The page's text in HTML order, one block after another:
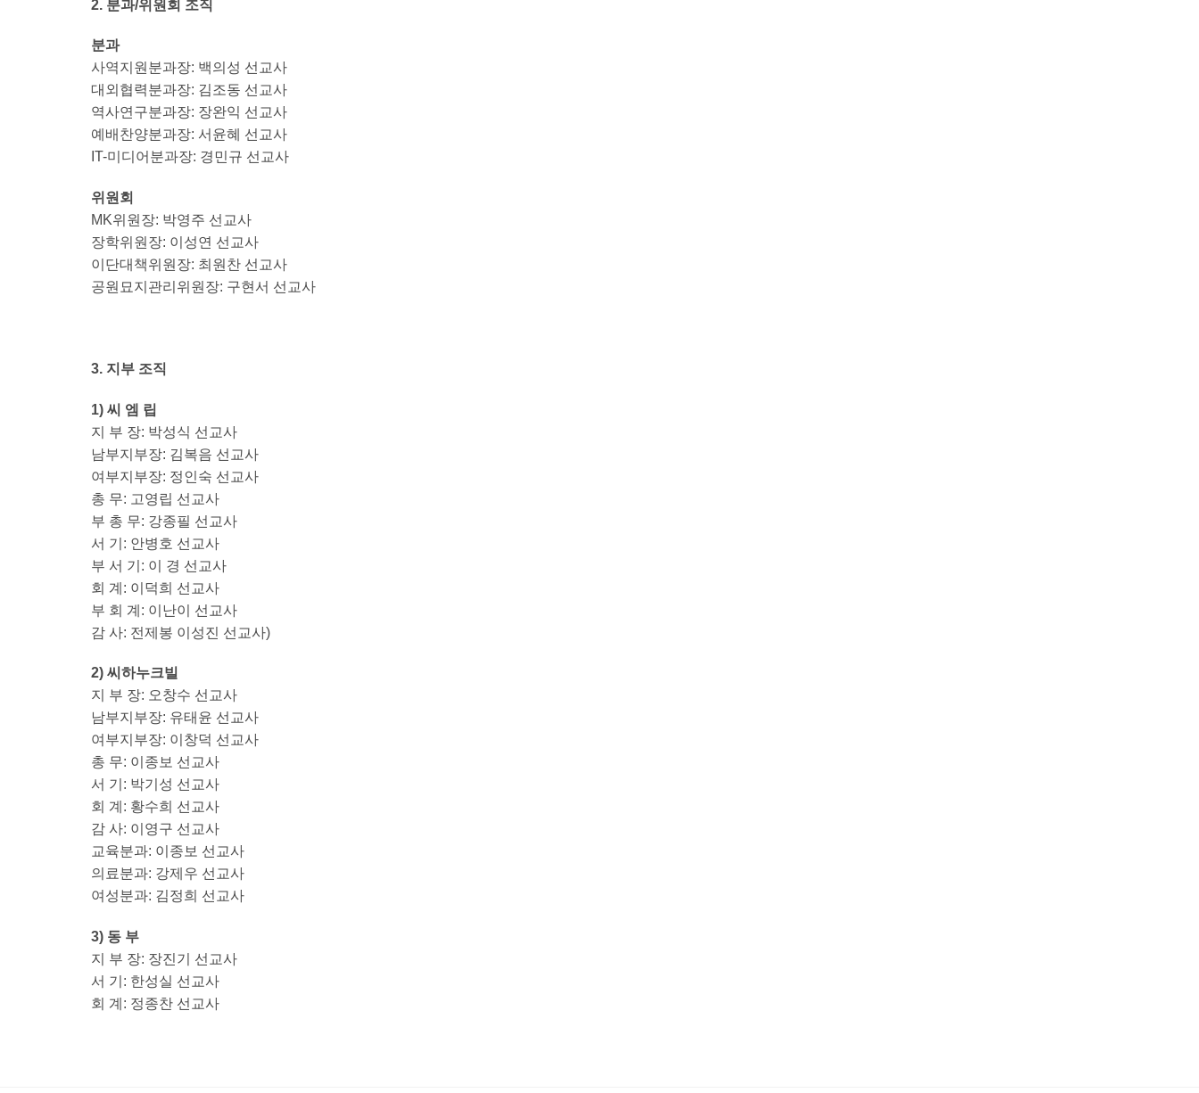
2. 분과/위원회 조직
분과
사역지원분과장: 백의성 선교사
대외협력분과장: 김조동 선교사
역사연구분과장: 장완익 선교사
예배찬양분과장: 서윤혜 선교사
IT-미디어분과장: 경민규 선교사
위원회
MK위원장: 박영주 선교사
장학위원장: 이성연 선교사
이단대책위원장: 최원찬 선교사
공원묘지관리위원장: 구현서 선교사
3. 지부 조직
1) 씨 엠 립
지 부 장: 박성식 선교사
남부지부장: 김복음 선교사
여부지부장: 정인숙 선교사
총 무: 고영립 선교사
부 총 무: 강종필 선교사
서 기: 안병호 선교사
부 서 기: 이 경 선교사
회 계: 이덕희 선교사
부 회 계: 이난이 선교사
감 사: 전제봉 이성진 선교사)
2) 씨하누크빌
지 부 장: 오창수 선교사
남부지부장: 유태윤 선교사
여부지부장: 이창덕 선교사
총 무: 이종보 선교사
서 기: 박기성 선교사
회 계: 황수희 선교사
감 사: 이영구 선교사
교육분과: 이종보 선교사
의료분과: 강제우 선교사
여성분과: 김정희 선교사
3) 동 부
지 부 장: 장진기 선교사
서 기: 한성실 선교사
회 계: 정종찬 선교사